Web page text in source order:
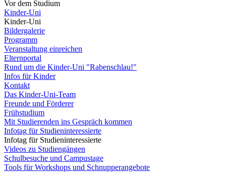
Vor dem Studium
Kinder-Uni
Kinder-Uni
Bildergalerie
Programm
Veranstaltung einreichen
Elternportal
Rund um die Kinder-Uni "Rabenschlau!"
Infos für Kinder
Kontakt
Das Kinder-Uni-Team
Freunde und Förderer
Frühstudium
Mit Studierenden ins Gespräch kommen
Infotag für Studieninteressierte
Infotag für Studieninteressierte
Videos zu Studiengängen
Schulbesuche und Campustage
Tools für Workshops und Schnupperangebote